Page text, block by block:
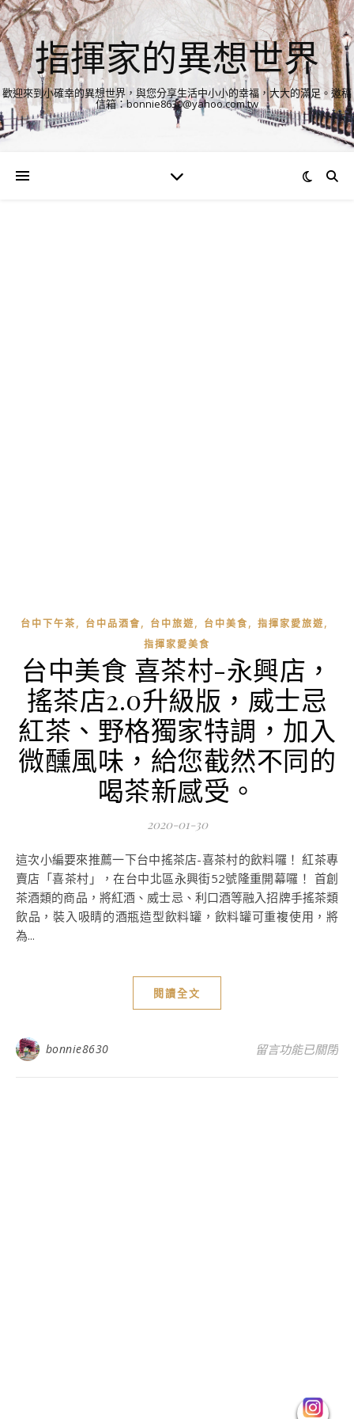
指揮家的異想世界
歡迎來到小確幸的異想世界，與您分享生活中小小的幸福，大大的滿足。邀稿
信箱：bonnie8630@yahoo.com.tw
台中下午茶, 台中品酒會, 台中旅遊, 台中美食, 指揮家愛旅遊,
指揮家愛美食
台中美食 喜茶村-永興店，
搖茶店2.0升級版，威士忌
紅茶、野格獨家特調，加入
微醺風味，給您截然不同的
喝茶新感受。
2020-01-30
這次小編要來推薦一下台中搖茶店-喜茶村的飲料囉！ 紅茶專
賣店「喜茶村」，在台中北區永興街52號隆重開幕囉！ 首創
茶酒類的商品，將紅酒、威士忌、利口酒等融入招牌手搖茶類
飲品，裝入吸睛的酒瓶造型飲料罐，飲料罐可重複使用，將
為...
閱讀全文
bonnie8630 在〈台中美食 喜
留言功能已關閉